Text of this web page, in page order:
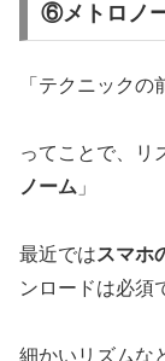
⑥メトロノ
「テクニックの
ってことで、リ
ノーム 」
最近ではスマホ
ンロードは必須
細かいリズムな